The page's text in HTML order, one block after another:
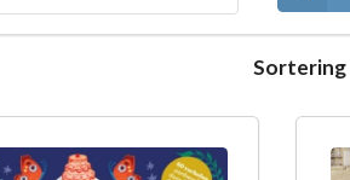
Sortering